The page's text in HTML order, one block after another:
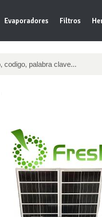
Evaporadores Filtros